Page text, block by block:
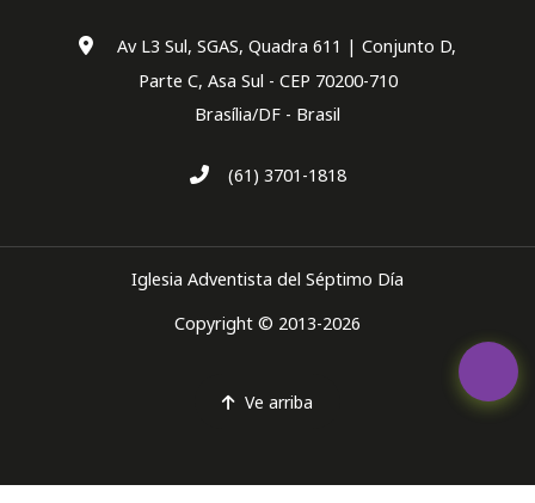
Av L3 Sul, SGAS, Quadra 611 | Conjunto D,
Parte C, Asa Sul - CEP 70200-710
Brasília/DF - Brasil
(61) 3701-1818
Iglesia Adventista del Séptimo Día
Copyright © 2013-2026
Ve arriba